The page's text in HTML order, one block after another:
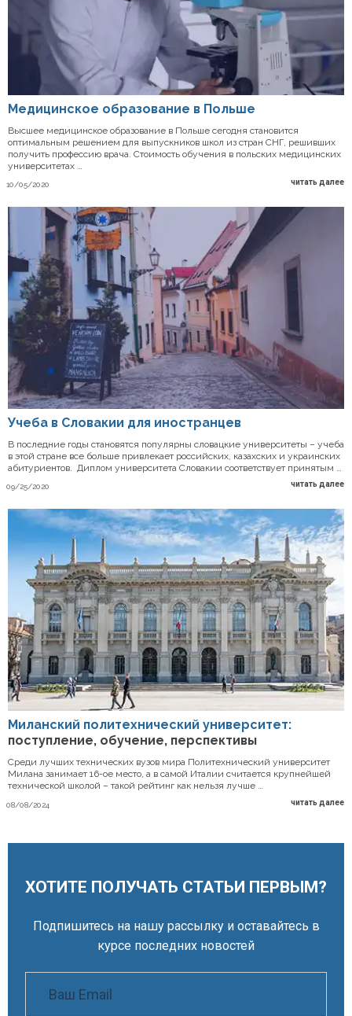
Медицинское образование в Польше
10/05/2020
Высшее медицинское образование в Польше сегодня становится
оптимальным решением для выпускников школ из стран СНГ, решивших
получить профессию врача. Стоимость обучения в польских медицинских
университетах …
читать далее
Учеба в Словакии для иностранцев
09/25/2020
В последние годы становятся популярны словацкие университеты – учеба
в этой стране все больше привлекает российских, казахских и украинских
абитуриентов. Диплом университета Словакии соответствует принятым …
читать далее
Миланский политехнический университет:
поступление, обучение, перспективы
08/08/2024
Среди лучших технических вузов мира Политехнический университет
Милана занимает 16-ое место, а в самой Италии считается крупнейшей
технической школой – такой рейтинг как нельзя лучше …
читать далее
ХОТИТЕ ПОЛУЧАТЬ СТАТЬИ ПЕРВЫМ?
Подпишитесь на нашу рассылку и оставайтесь в
курсе последних новостей